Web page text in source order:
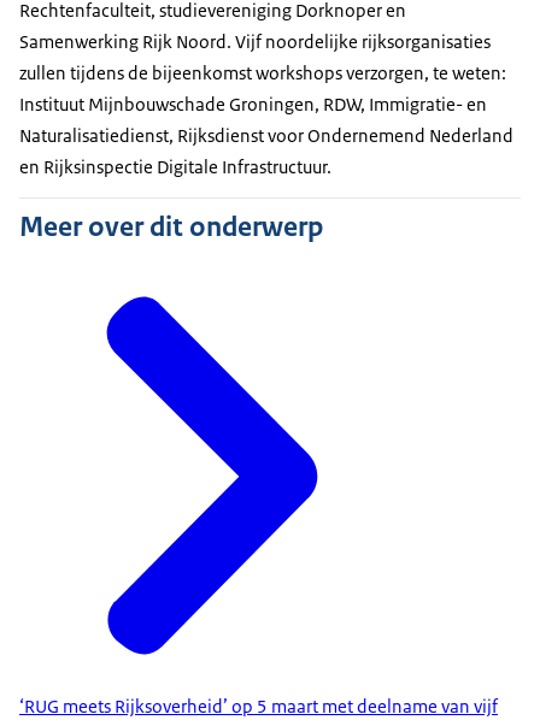
Rechtenfaculteit, studievereniging Dorknoper en
Samenwerking Rijk Noord. Vijf noordelijke rijksorganisaties
zullen tijdens de bijeenkomst workshops verzorgen, te weten:
Instituut Mijnbouwschade Groningen, RDW, Immigratie- en
Naturalisatiedienst, Rijksdienst voor Ondernemend Nederland
en Rijksinspectie Digitale Infrastructuur.
Meer over dit onderwerp
‘RUG meets Rijksoverheid’ op 5 maart met deelname van vijf